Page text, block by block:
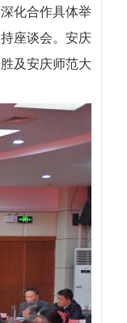
化合作具体举
座谈会。安庆
及安庆师范大